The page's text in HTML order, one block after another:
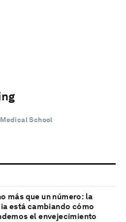
School
más que un número: la
está cambiando cómo
el envejecimiento